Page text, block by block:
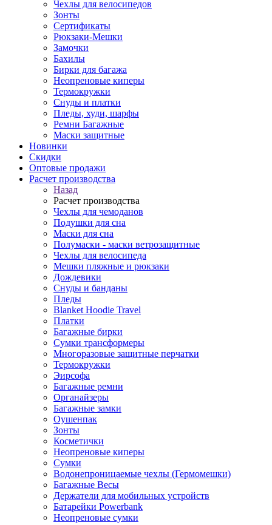
Чехлы для велосипедов
Зонты
Сертификаты
Рюкзаки-Мешки
Замочки
Бахилы
Бирки для багажа
Неопреновые киперы
Термокружки
Снуды и платки
Пледы, худи, шарфы
Ремни Багажные
Маски защитные
Новинки
Скидки
Оптовые продажи
Расчет производства
Назад
Расчет производства
Чехлы для чемоданов
Подушки для сна
Маски для сна
Полумаски - маски ветрозащитные
Чехлы для велосипеда
Мешки пляжные и рюкзаки
Дождевики
Снуды и банданы
Пледы
Blanket Hoodie Travel
Платки
Багажные бирки
Сумки трансформеры
Многоразовые защитные перчатки
Термокружки
Эирсофа
Багажные ремни
Органайзеры
Багажные замки
Оушенпак
Зонты
Косметички
Неопреновые киперы
Сумки
Водонепроницаемые чехлы (Гермомешки)
Багажные Весы
Держатели для мобильных устройств
Батарейки Powerbank
Неопреновые сумки